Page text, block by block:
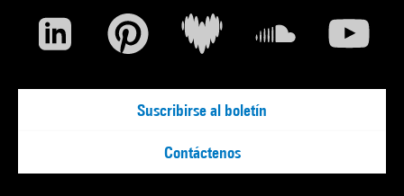
Suscribirse al boletín
Contáctenos